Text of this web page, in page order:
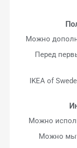
Можно
Перед
IKEA of
Можно
Можно